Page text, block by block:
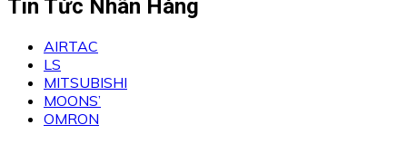
Tin Tức Nhãn Hàng
AIRTAC
LS
MITSUBISHI
MOONS’
OMRON